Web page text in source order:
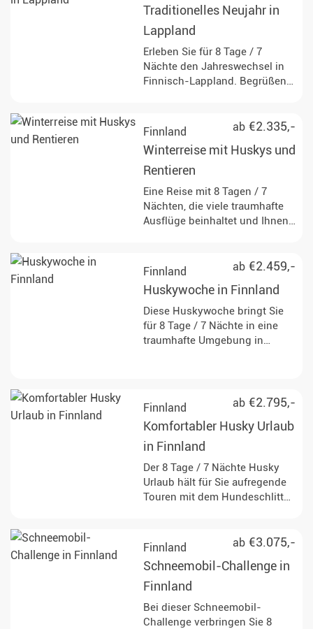
Traditionelles Neujahr in
Lappland
Erleben Sie für 8 Tage / 7
Nächte den Jahreswechsel in
Finnisch-Lappland. Begrüßen
ab €2.335,-
Finnland
Winterreise mit Huskys und
Rentieren
Eine Reise mit 8 Tagen / 7
Nächten, die viele traumhafte
Ausflüge beinhaltet und Ihnen
persönlicher Wintertraum
erwartet Sie.
ab €2.459,-
Finnland
Huskywoche in Finnland
Diese Huskywoche bringt Sie
für 8 Tage / 7 Nächte in eine
traumhafte Umgebung in
faszinierende Huskys und
werden Sie zum Musher!
ab €2.795,-
Finnland
Komfortabler Husky Urlaub
in Finnland
Der 8 Tage / 7 Nächte Husky
Urlaub hält für Sie aufregende
Touren mit dem Hundeschlitten
traumhafte Unterkünfte und
zugleich das einfache Leben im
hohen Norden.
ab €3.075,-
Finnland
Schneemobil-Challenge in
Finnland
Bei dieser Schneemobil-
Challenge verbringen Sie 8